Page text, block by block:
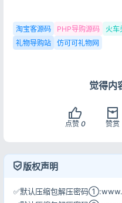
淘宝客源码 PHP导购源码 火车
礼物导购站
仿可可礼物网
觉得内
点赞 0 赞赏
版权声明
✅默认压缩包解压密码